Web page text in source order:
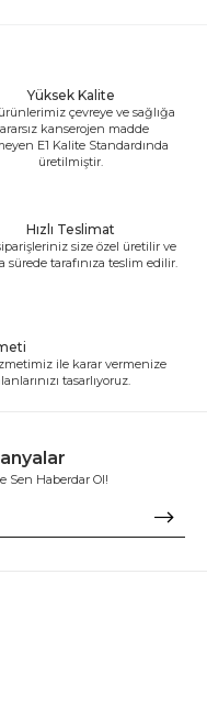
Yüksek Kalite
çevreye ve sağlığa
kanserojen madde
E1 Kalite Standardında
üretilmiştir.
Hızlı Teslimat
size özel üretilir ve
sürede tarafınıza teslim edilir.
ile karar vermenize
tasarlıyoruz.
Sen Haberdar Ol!